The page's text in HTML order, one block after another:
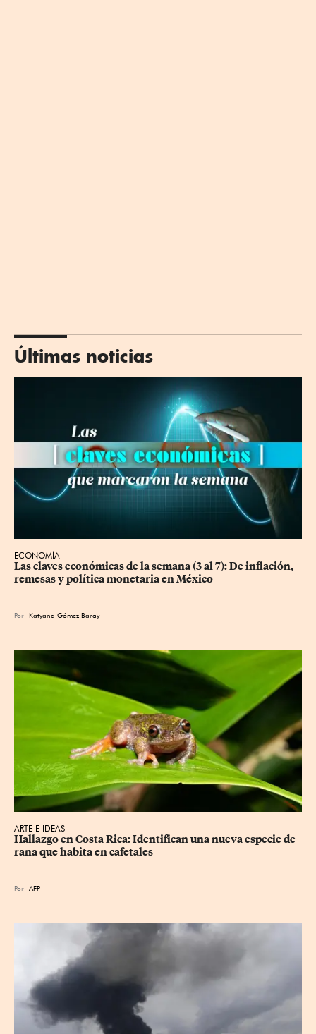
Últimas noticias
ECONOMÍA
Las claves económicas de la semana (3 al 7): De inflación,
remesas y política monetaria en México
Por Katyana Gómez Baray
ARTE E IDEAS
Hallazgo en Costa Rica: Identifican una nueva especie de
rana que habita en cafetales
Por AFP